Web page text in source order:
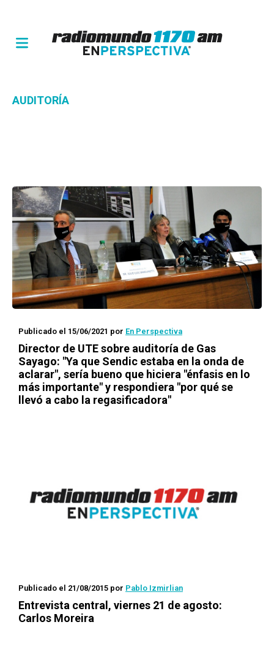
AUDITORÍA
Publicado el 15/06/2021 por En Perspectiva
Director de UTE sobre auditoría de Gas
Sayago: "Ya que Sendic estaba en la onda de
aclarar", sería bueno que hiciera "énfasis en lo
más importante" y respondiera "por qué se
llevó a cabo la regasificadora"
Publicado el 21/08/2015 por Pablo Izmirlian
Entrevista central, viernes 21 de agosto:
Carlos Moreira